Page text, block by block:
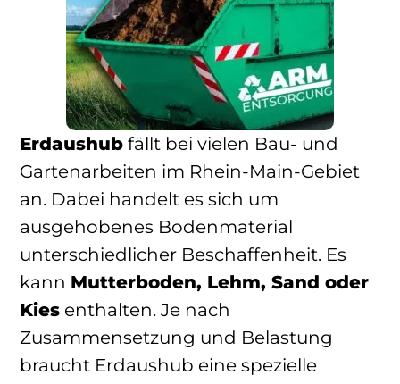
Erdaushub fällt bei vielen Bau- und
Gartenarbeiten im Rhein-Main-Gebiet
an. Dabei handelt es sich um
ausgehobenes Bodenmaterial
unterschiedlicher Beschaffenheit. Es
kann Mutterboden, Lehm, Sand oder
Kies enthalten. Je nach
Zusammensetzung und Belastung
braucht Erdaushub eine spezielle